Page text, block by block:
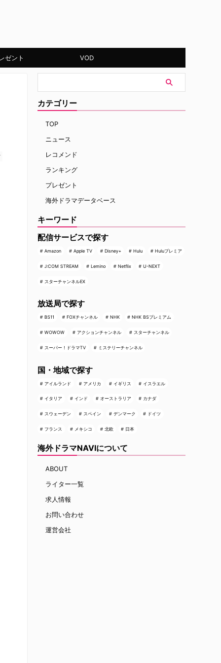
ゼント VOD
カテゴリー
TOP
ニュース
レコメンド
ランキング
プレゼント
海外ドラマデータベース
キーワード
配信サービスで探す
Amazon Apple TV Disney+ Hulu Huluプレミア
J:COM STREAM Lemino Netflix U-NEXT
スターチャンネルEX
放送局で探す
BS11 FOXチャンネル NHK NHK BSプレミアム
WOWOW アクションチャンネル スターチャンネル
スーパー！ドラマTV ミステリーチャンネル
国・地域で探す
アイルランド アメリカ イギリス イスラエル
イタリア インド オーストラリア カナダ
スウェーデン スペイン デンマーク ドイツ
フランス メキシコ 北欧 日本
海外ドラマNAVIについて
ABOUT
ライター一覧
求人情報
お問い合わせ
運営会社